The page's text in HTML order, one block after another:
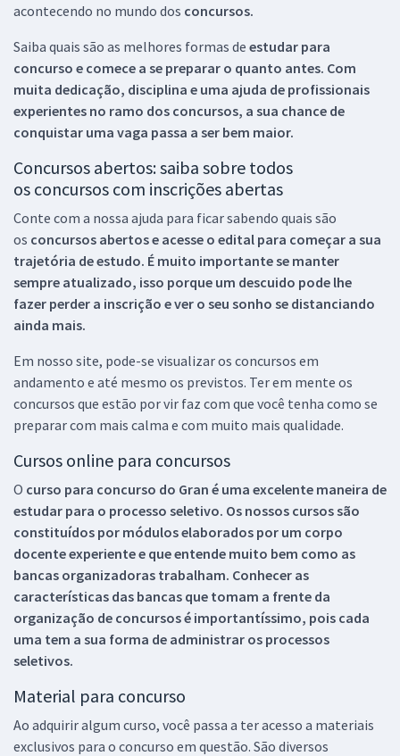
acontecendo no mundo dos concursos.
Saiba quais são as melhores formas de estudar para
concurso e comece a se preparar o quanto antes. Com
muita dedicação, disciplina e uma ajuda de profissionais
experientes no ramo dos concursos, a sua chance de
conquistar uma vaga passa a ser bem maior.
Concursos abertos: saiba sobre todos
os concursos com inscrições abertas
Conte com a nossa ajuda para ficar sabendo quais são
os concursos abertos e acesse o edital para começar a sua
trajetória de estudo. É muito importante se manter
sempre atualizado, isso porque um descuido pode lhe
fazer perder a inscrição e ver o seu sonho se distanciando
ainda mais.
Em nosso site, pode-se visualizar os concursos em
andamento e até mesmo os previstos. Ter em mente os
concursos que estão por vir faz com que você tenha como se
preparar com mais calma e com muito mais qualidade.
Cursos online para concursos
O curso para concurso do Gran é uma excelente maneira de
estudar para o processo seletivo. Os nossos cursos são
constituídos por módulos elaborados por um corpo
docente experiente e que entende muito bem como as
bancas organizadoras trabalham. Conhecer as
características das bancas que tomam a frente da
organização de concursos é importantíssimo, pois cada
uma tem a sua forma de administrar os processos
seletivos.
Material para concurso
Ao adquirir algum curso, você passa a ter acesso a materiais
exclusivos para o concurso em questão. São diversos